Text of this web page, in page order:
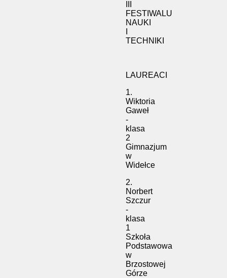
FESTIWALU
NAUKI
TECHNIKI
LAUREACI
1.
Wiktoria
Gaweł
-
klasa
2
Gimnazjum
w
Widełce
2.
Norbert
Szczur
-
klasa
1
Szkoła
Podstawowa
w
Brzostowej
Górze